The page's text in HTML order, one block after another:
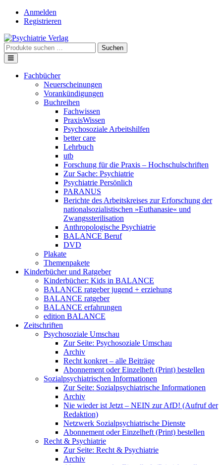
Skip
Anmelden
Registrieren
Suche
nach:
Suchen
Fachbücher
Neuerscheinungen
Vorankündigungen
Buchreihen
Fachwissen
PraxisWissen
Psychosoziale Arbeitshilfen
better care
Lehrbuch
utb
Forschung für die Praxis – Hochschulschriften
Zur Sache: Psychiatrie
Psychiatrie Persönlich
PARANUS
Berichte des Arbeitskreises zur Erforschung der
nationalsozialistischen »Euthanasie« und
Zwangssterilisation
Anthropologische Psychiatrie
BALANCE Beruf
DVD
Plakate
Themenpakete
Kinderbücher und Ratgeber
Kinderbücher: Kids in BALANCE
BALANCE ratgeber jugend + erziehung
BALANCE ratgeber
BALANCE erfahrungen
edition BALANCE
Zeitschriften
Psychosoziale Umschau
Zur Seite: Psychosoziale Umschau
Archiv
Recht konkret – alle Beiträge
Abonnement oder Einzelheft (Print) bestellen
Sozialpsychiatrischen Informationen
Zur Seite: Sozialpsychiatrische Informationen
Archiv
Nie wieder ist Jetzt – NEIN zur AfD! (Aufruf der
Redaktion)
Netzwerk Sozialpsychiatrische Dienste
Abonnement oder Einzelheft (Print) bestellen
Recht & Psychiatrie
Zur Seite: Recht & Psychiatrie
Archiv